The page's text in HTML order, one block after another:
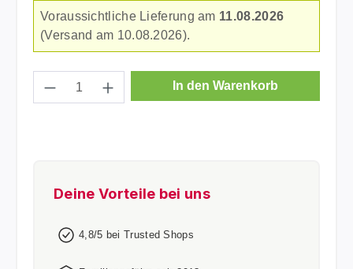
Voraussichtliche Lieferung am 11.08.2026
(Versand am 10.08.2026).
Produkt Anzahl: Gib den gewünschten
In den Warenkorb
Deine Vorteile bei uns
4,8/5 bei Trusted Shops